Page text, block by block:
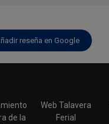
reseña en Google
de la
Web Talavera
Ferial